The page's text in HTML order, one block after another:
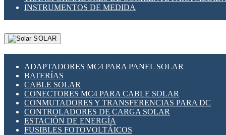
INSTRUMENTOS DE MEDIDA
SOLAR
ADAPTADORES MC4 PARA PANEL SOLAR
BATERÍAS
CABLE SOLAR
CONECTORES MC4 PARA CABLE SOLAR
CONMUTADORES Y TRANSFERENCIAS PARA DC
CONTROLADORES DE CARGA SOLAR
ESTACIÓN DE ENERGÍA
FUSIBLES FOTOVOLTÁICOS